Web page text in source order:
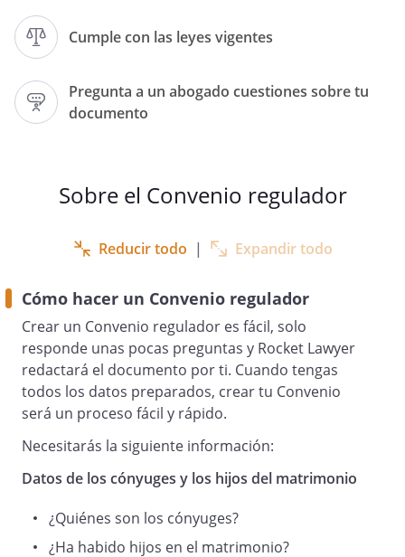
Cumple con las leyes vigentes
Pregunta a un abogado cuestiones sobre tu
documento
(1)
, con
, (que en este convenio
se llama <<el cónyuge>>)
y domicilio en
(que en este convenio se llama <<el
cónyuge>>)
Afirman que tienen la capacidad
necesaria para hacer y quedar obligados
CONVENIO REGULADOR
Sobre el Convenio regulador
Reducir todo | Expandir todo
Cómo hacer un Convenio regulador
Crear un Convenio regulador es fácil, solo
responde unas pocas preguntas y Rocket Lawyer
redactará el documento por ti. Cuando tengas
todos los datos preparados, crear tu Convenio
será un proceso fácil y rápido.
Necesitarás la siguiente información:
Datos de los cónyuges y los hijos del matrimonio
¿Quiénes son los cónyuges?
¿Ha habido hijos en el matrimonio?